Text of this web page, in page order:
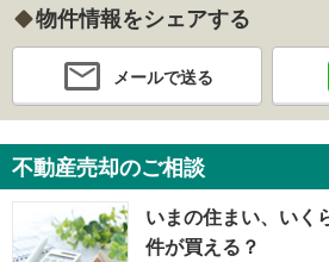
物件情報をシェアする
メールで送る
不動産売却のご相談
いまの住まい、いく
件が買える？